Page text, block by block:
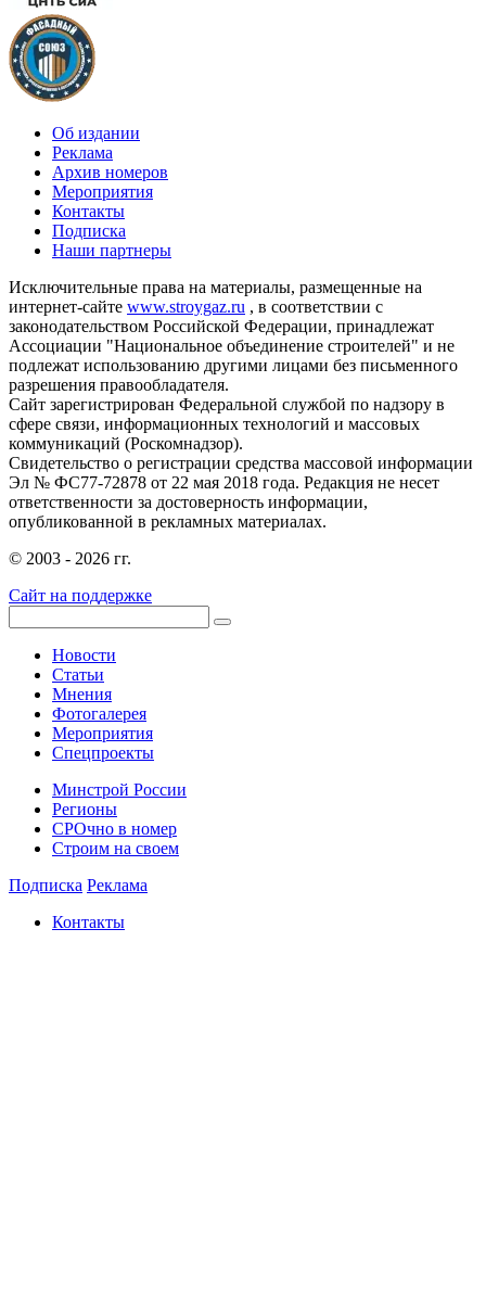
Об издании
Реклама
Архив номеров
Мероприятия
Контакты
Подписка
Наши партнеры
Исключительные права на материалы, размещенные на
интернет-сайте www.stroygaz.ru , в соответствии с
законодательством Российской Федерации, принадлежат
Ассоциации "Национальное объединение строителей" и не
подлежат использованию другими лицами без письменного
разрешения правообладателя.
Сайт зарегистрирован Федеральной службой по надзору в
сфере связи, информационных технологий и массовых
коммуникаций (Роскомнадзор).
Свидетельство о регистрации средства массовой информации
Эл № ФС77-72878 от 22 мая 2018 года. Редакция не несет
ответственности за достоверность информации,
опубликованной в рекламных материалах.
© 2003 - 2026 гг.
Сайт на поддержке
Новости
Статьи
Мнения
Фотогалерея
Мероприятия
Спецпроекты
Минстрой России
Регионы
СРОчно в номер
Строим на своем
Подписка Реклама
Контакты